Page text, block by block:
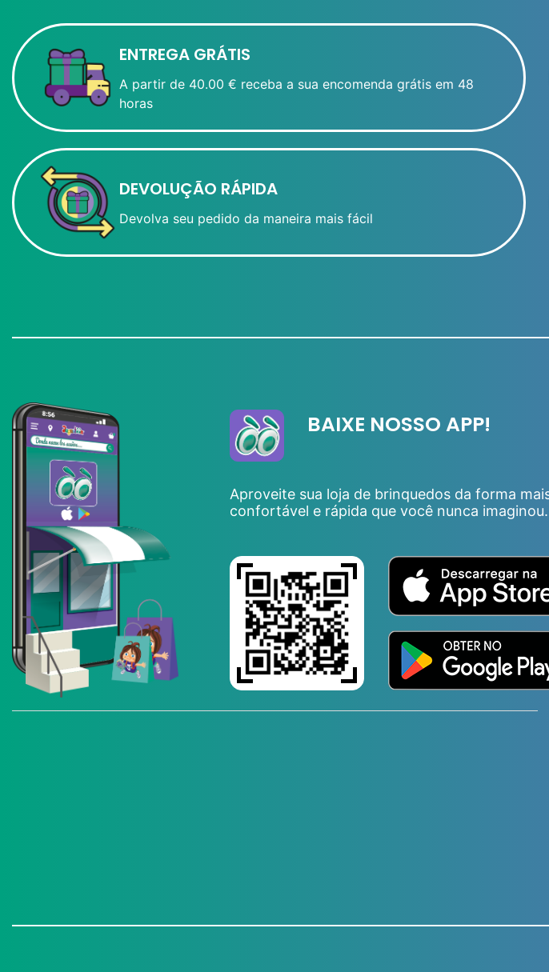
ENTREGA GRÁTIS
A partir de 40.00 € receba a sua encomenda grátis em 48
horas
DEVOLUÇÃO RÁPIDA
Devolva seu pedido da maneira mais fácil
BAIXE NOSSO APP!
Aproveite sua loja de brinquedos da forma
confortável e rápida que você nunca imaginou.